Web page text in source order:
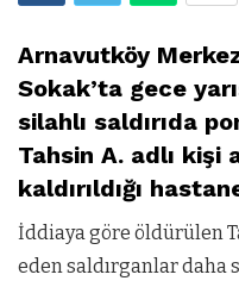
Arnavutköy
Sokak’ta gece
silahlı saldırıda
Tahsin A. adlı kişi
kaldırıldığı
İddiaya göre öldürülen
eden saldırganlar daha